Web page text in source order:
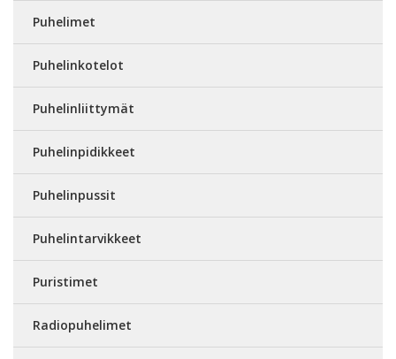
Puhelimet
Puhelinkotelot
Puhelinliittymät
Puhelinpidikkeet
Puhelinpussit
Puhelintarvikkeet
Puristimet
Radiopuhelimet